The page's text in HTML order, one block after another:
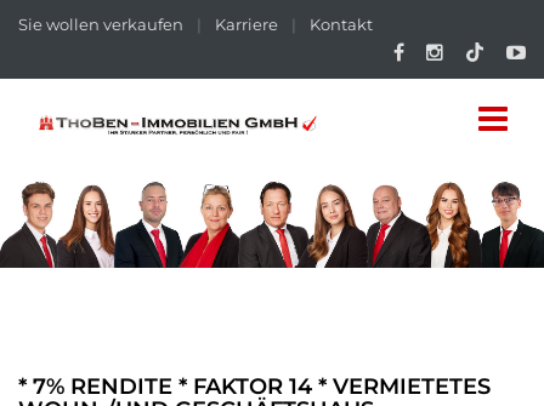
Sie wollen verkaufen | Karriere | Kontakt
* 7% RENDITE * FAKTOR 14 * VERMIETETES